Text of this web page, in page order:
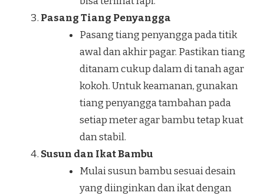
Pasang Tiang Penyangga
Pasang tiang penyangga pada titik
awal dan akhir pagar. Pastikan tiang
ditanam cukup dalam di tanah agar
kokoh. Untuk keamanan, gunakan
tiang penyangga tambahan pada
setiap meter agar bambu tetap kuat
dan stabil.
Susun dan Ikat Bambu
Mulai susun bambu sesuai desain
yang diinginkan dan ikat dengan